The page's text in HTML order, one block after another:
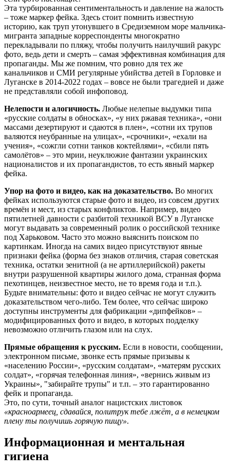
Эта турбированная сентиментальность и давление на жалость
– тоже маркер фейка. Здесь стоит помнить известную
историю, как труп утонувшего в Средиземном море мальчика-
мигранта западные корреспонденты многократно
перекладывали по пляжу, чтобы получить наилучший ракурс
фото, ведь дети и смерть – самая эффективная комбинация для
пропаганды. Мы же помним, что ровно для тех же
канальчиков и СМИ регулярные убийства детей в Горловке и
Луганске в 2014-2022 годах – вовсе не были трагедией и даже
не представляли собой инфоповод.
Нелепости и алогичность. Любые нелепые выдумки типа
«русские солдаты в обносках», «у них ржавая техника», «они
массами дезертируют и сдаются в плен», «сотни их трупов
валяются неубранные на улицах», «срочники», «ехали на
учения», «сожгли сотни танков коктейлями», «сбили пять
самолётов» – это мрии, неуклюжие фантазии украинских
националистов и их пропагандистов, то есть явный маркер
фейка.
Упор на фото и видео, как на доказательство. Во многих
фейках используются старые фото и видео, из совсем других
времён и мест, из старых конфликтов. Например, видео
пятилетней давности с разбитой техникой ВСУ в Луганске
могут выдавать за современный ролик о российской технике
под Харьковом. Часто это можно выяснить поиском по
картинкам. Иногда на самих видео присутствуют явные
признаки фейка (форма без знаков отличия, старая советская
техника, остатки зенитной (а не артиллерийской) ракеты
внутри разрушенной квартиры жилого дома, странная форма
пехотинцев, неизвестное место, не то время года и т.п.).
Будьте внимательны: фото и видео сейчас не могут служить
доказательством чего-либо. Тем более, что сейчас широко
доступны инструменты для фабрикации «дипфейков» –
модифицированных фото и видео, в которых подделку
невозможно отличить глазом или на слух.
Прямые обращения к русским. Если в новости, сообщении,
электронном письме, звонке есть прямые призывы к
«населению России», «русским солдатам», «матерям русских
солдат», «горячая телефонная линия», «вернись живым из
Украины», "забирайте трупы" и т.п. – это гарантированно
фейк и пропаганда.
Это, по сути, точный аналог нацистских листовок
«красноармеец, сдавайся, политрук тебе лжёт, а в немецком
плену ты получишь горячую пищу».
Информационная и ментальная
гигиена